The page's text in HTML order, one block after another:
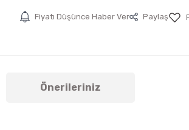
Fiyatı Düşünce Haber Ver Paylaş
Önerileriniz